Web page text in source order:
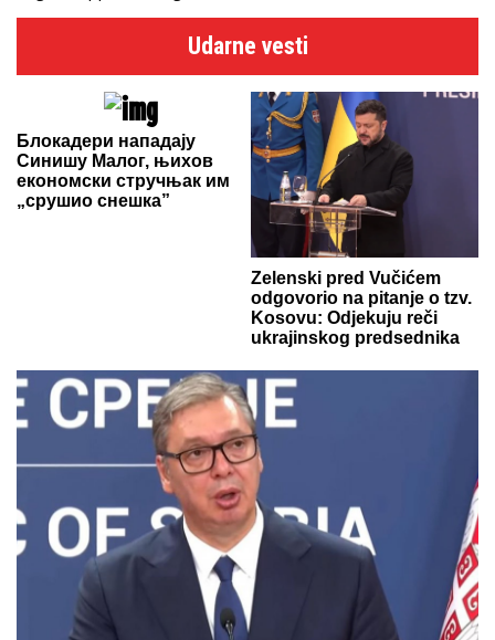
Udarne vesti
Блокадери нападају
Синишу Малог, њихов
економски стручњак им
„срушио снешка”
Zelenski pred Vučićem
odgovorio na pitanje o tzv.
Kosovu: Odjekuju reči
ukrajinskog predsednika